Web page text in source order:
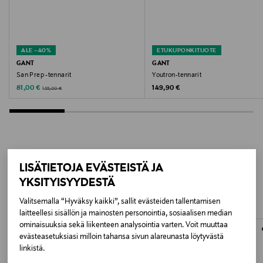
LISÄTIETOJA EVÄSTEISTÄ JA
YKSITYISYYDESTÄ
Valitsemalla “Hyväksy kaikki”, sallit evästeiden tallentamisen
laitteellesi sisällön ja mainosten personointia, sosiaalisen median
ominaisuuksia sekä liikenteen analysointia varten. Voit muuttaa
evästeasetuksiasi milloin tahansa sivun alareunasta löytyvästä
linkistä.
Valmistaja
GANT AB
Valmistajan osoite
info@gant.com
Avainsanat
tennarit, sneakerit, tekstiilitennarit, vapaa-ajan
kengät, GANT
ALE –40%
GANT
San Prep -tennarit
Discounted Price
81,00 € Original Price
135,00 €
ETUKUPONKITUOTE
GANT
Youtron-tennarit
Original Price
149,90 €
LISÄÄ KIINNOSTAVIA
TUOTTEITA